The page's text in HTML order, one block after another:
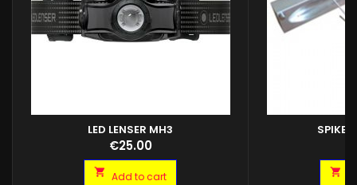
LED LENSER MH3
Price
€25.00
 Add to cart
SPIKE
